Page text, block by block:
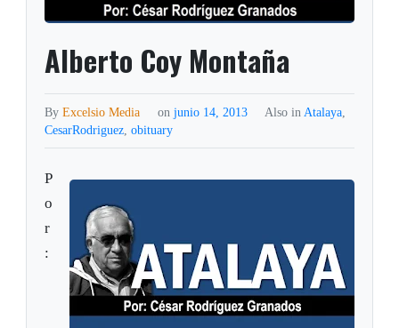
Alberto Coy Montaña
ByExcelsio Media on junio 14, 2013 Also inAtalaya,
CesarRodriguez,obituary
P
o
r
: